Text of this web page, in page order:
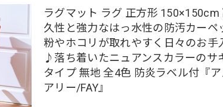
ラグマット ラグ 正方形 150×150cm
久性と強力なはっ水性の防汚カーペ
粉やホコリが取れやすく日々のお手
♪落ち着いたニュアンスカラーのサ
タイプ 無地 全4色 防炎ラベル付『ア
アリー/FAY』